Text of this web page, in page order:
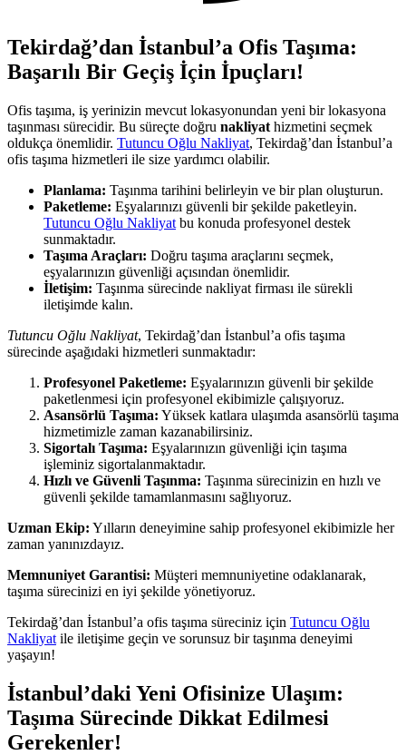
Tekirdağ’dan İstanbul’a Ofis Taşıma:
Başarılı Bir Geçiş İçin İpuçları!
Ofis taşıma, iş yerinizin mevcut lokasyonundan yeni bir lokasyona
taşınması sürecidir. Bu süreçte doğru nakliyat hizmetini seçmek
oldukça önemlidir. Tutuncu Oğlu Nakliyat, Tekirdağ’dan İstanbul’a
ofis taşıma hizmetleri ile size yardımcı olabilir.
Planlama: Taşınma tarihini belirleyin ve bir plan oluşturun.
Paketleme: Eşyalarınızı güvenli bir şekilde paketleyin.
Tutuncu Oğlu Nakliyat bu konuda profesyonel destek
sunmaktadır.
Taşıma Araçları: Doğru taşıma araçlarını seçmek,
eşyalarınızın güvenliği açısından önemlidir.
İletişim: Taşınma sürecinde nakliyat firması ile sürekli
iletişimde kalın.
Tutuncu Oğlu Nakliyat, Tekirdağ’dan İstanbul’a ofis taşıma
sürecinde aşağıdaki hizmetleri sunmaktadır:
Profesyonel Paketleme: Eşyalarınızın güvenli bir şekilde
paketlenmesi için profesyonel ekibimizle çalışıyoruz.
Asansörlü Taşıma: Yüksek katlara ulaşımda asansörlü taşıma
hizmetimizle zaman kazanabilirsiniz.
Sigortalı Taşıma: Eşyalarınızın güvenliği için taşıma
işleminiz sigortalanmaktadır.
Hızlı ve Güvenli Taşınma: Taşınma sürecinizin en hızlı ve
güvenli şekilde tamamlanmasını sağlıyoruz.
Uzman Ekip: Yılların deneyimine sahip profesyonel ekibimizle her
zaman yanınızdayız.
Memnuniyet Garantisi: Müşteri memnuniyetine odaklanarak,
taşıma sürecinizi en iyi şekilde yönetiyoruz.
Tekirdağ’dan İstanbul’a ofis taşıma süreciniz için Tutuncu Oğlu
Nakliyat ile iletişime geçin ve sorunsuz bir taşınma deneyimi
yaşayın!
İstanbul’daki Yeni Ofisinize Ulaşım:
Taşıma Sürecinde Dikkat Edilmesi
Gerekenler!